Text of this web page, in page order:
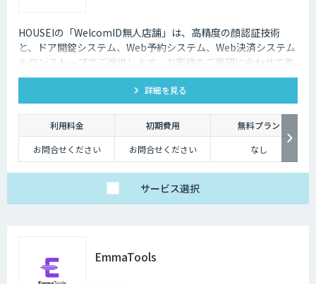
HOUSEIの「WelcomID無人店舗」は、高精度の顔認証技術
と、ドア開錠システム、Web予約システム、Web決済システム
をワンストップでご提供します。お客様のご要望に合わせて柔
軟に対応いたします。
詳細を見る
利用料金 初期費用
無料プラン
お問合せください
お問合せください なし
サービス選択
EmmaTools